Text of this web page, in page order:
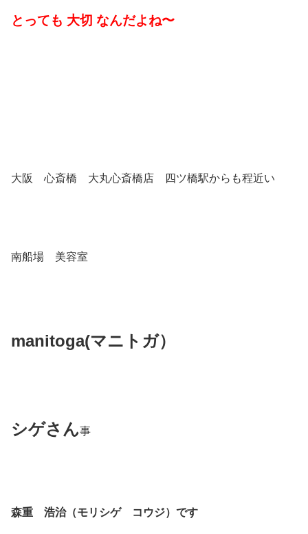
とっても 大切 なんだよね〜
大阪 心斎橋 大丸心斎橋店 四ツ橋駅からも程近い
南船場 美容室
manitoga(マニトガ）
シゲさん事
森重 浩治（モリシゲ コウジ）です